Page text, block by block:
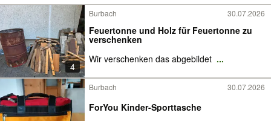
4
Burbach 30.07.2026
Feuertonne und Holz für Feuertonne zu
verschenken
Wir verschenken das abgebildet ...
Burbach 30.07.2026
ForYou Kinder-Sporttasche